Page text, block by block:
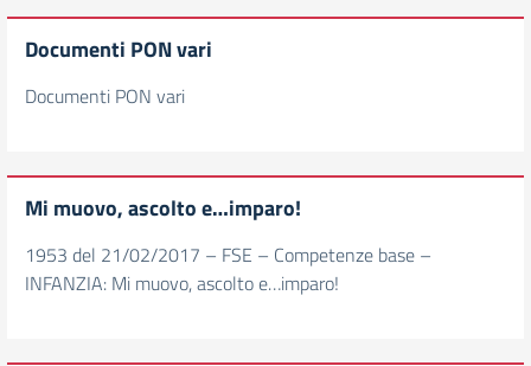
Documenti PON vari
Documenti PON vari
Mi muovo, ascolto e…imparo!
1953 del 21/02/2017 – FSE – Competenze base –
INFANZIA: Mi muovo, ascolto e…imparo!